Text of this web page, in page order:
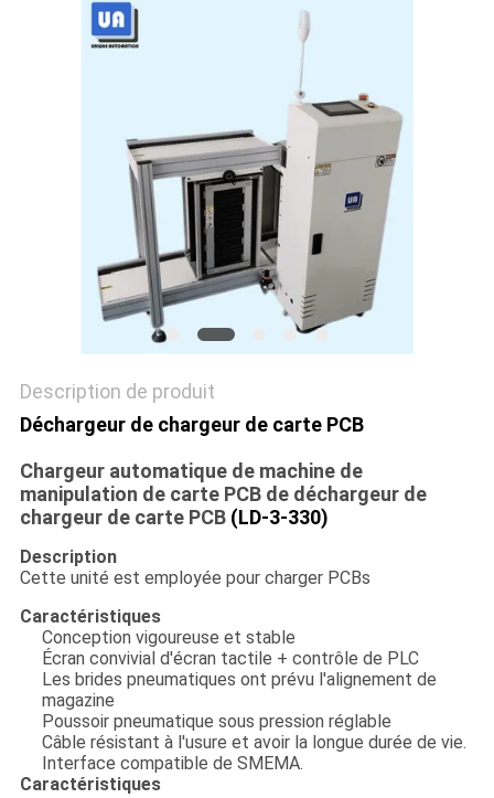
Description de produit
Déchargeur de chargeur de carte PCB
Chargeur automatique de machine de
manipulation de carte PCB de déchargeur de
chargeur de carte PCB (LD-3-330)
Description
Cette unité est employée pour charger PCBs
Caractéristiques
Conception vigoureuse et stable
Écran convivial d'écran tactile + contrôle de PLC
Les brides pneumatiques ont prévu l'alignement de
magazine
Poussoir pneumatique sous pression réglable
Câble résistant à l'usure et avoir la longue durée de vie.
Interface compatible de SMEMA.
Caractéristiques